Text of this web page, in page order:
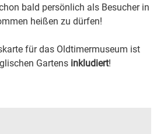
bald persönlich als Besucher in
heißen zu dürfen!
für das Oldtimermuseum ist
Gartens inkludiert!